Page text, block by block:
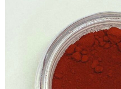
カラーフィルに
リタッチに